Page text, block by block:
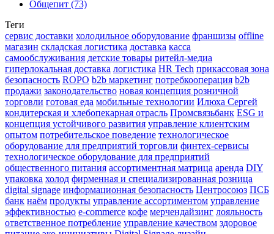
Общепит (73)
Теги
сервис доставки холодильное оборудование франшизы offline
магазин складская логистика доставка касса
самообслуживания детские товары ритейл-медиа
гиперлокальная доставка логистика HR Tech прикассовая зона
безопасность ROPO b2b маркетинг потребкооперация b2b
продажи законодательство новая концепция розничной
торговли готовая еда мобильные технологии Илюха Сергей
кондитерская и хлебопекарная отрасль Промсвязьбанк ESG и
концепция устойчивого развития управление клиентским
опытом потребительское поведение технологическое
оборудование для предприятий торговли финтех-сервисы
технологическое оборудование для предприятий
общественного питания ассортиментная матрица аренда DIY
упаковка холод фирменная и специализированная розница
digital signage информационная безопасность Центросоюз ПСБ
банк наём продукты управление ассортиментом управление
эффективностью e-commerce кофе мерчендайзинг лояльность
ответственное потребление управление качеством здоровое